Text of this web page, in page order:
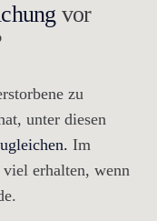
vor
zu
unter diesen
Im
erhalten, wenn